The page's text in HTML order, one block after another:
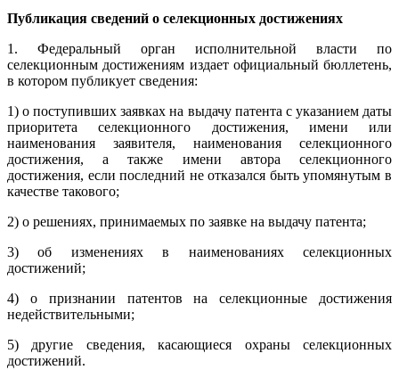
Публикация сведений о селекционных достижениях
1. Федеральный орган исполнительной власти по
селекционным достижениям издает официальный бюллетень,
в котором публикует сведения:
1) о поступивших заявках на выдачу патента с указанием даты
приоритета селекционного достижения, имени или
наименования заявителя, наименования селекционного
достижения, а также имени автора селекционного
достижения, если последний не отказался быть упомянутым в
качестве такового;
2) о решениях, принимаемых по заявке на выдачу патента;
3) об изменениях в наименованиях селекционных
достижений;
4) о признании патентов на селекционные достижения
недействительными;
5) другие сведения, касающиеся охраны селекционных
достижений.